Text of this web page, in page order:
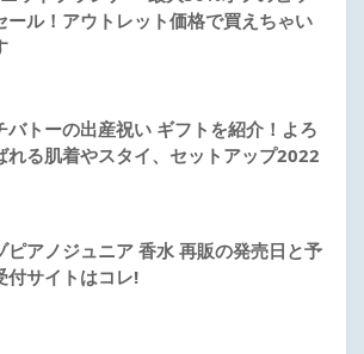
ール！アウトレット価格で買えちゃい
バトーの出産祝い ギフトを紹介！よろ
れる肌着やスタイ、セットアップ2022
ピアノジュニア 香水 再販の発売日と予
付サイトはコレ!